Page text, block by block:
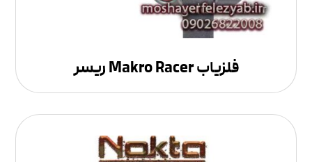
فلزیاب Makro Racer ریسر